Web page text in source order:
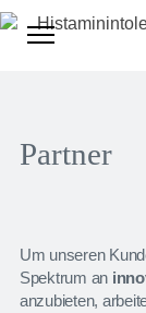
Partner
Um unseren
Spektrum an
anzubieten,